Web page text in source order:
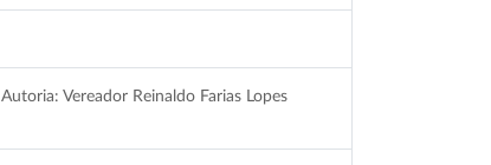
Vereador Reinaldo Farias Lopes